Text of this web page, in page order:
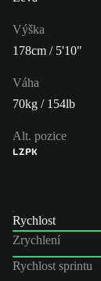
Výška
178cm / 5'10"
Váha
70kg / 154lb
Alt. pozice
LZPK
Rychlost
Zrychlení
Rychlost sprintu